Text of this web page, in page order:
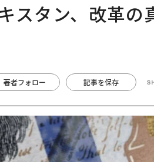
スタン、改革の
著者フォロー 記事を保存